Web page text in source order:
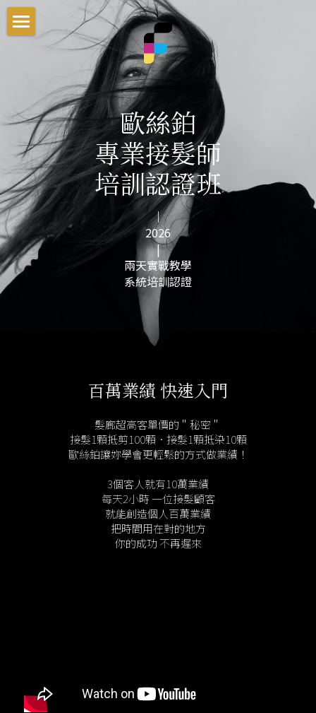
首頁
最新資訊
課程介紹
男士理髮系統
一次搞懂染髮色彩學
新手老闆必修的5堂經營課
男髮速成剪裁系統
一次搞懂商業設計染
就業輔導
零基礎剪髮入門
交通資訊
Blog
搜索
官方LINE客服
歐絲鉑
專業接髮師
培訓認證班
｜
2026
|
兩天實戰教學
系統培訓認證
百萬業績 快速入門
髮廊超高客單價的＂秘密＂
接髮1顆抵剪100顆．接髮1顆抵染10顆
歐絲鉑讓妳學會更輕鬆的方式做業績！
3個客人就有10萬業績
每天2小時 一位接髮顧客
就能創造個人百萬業績
把時間用在對的地方
你的成功 不再遲來